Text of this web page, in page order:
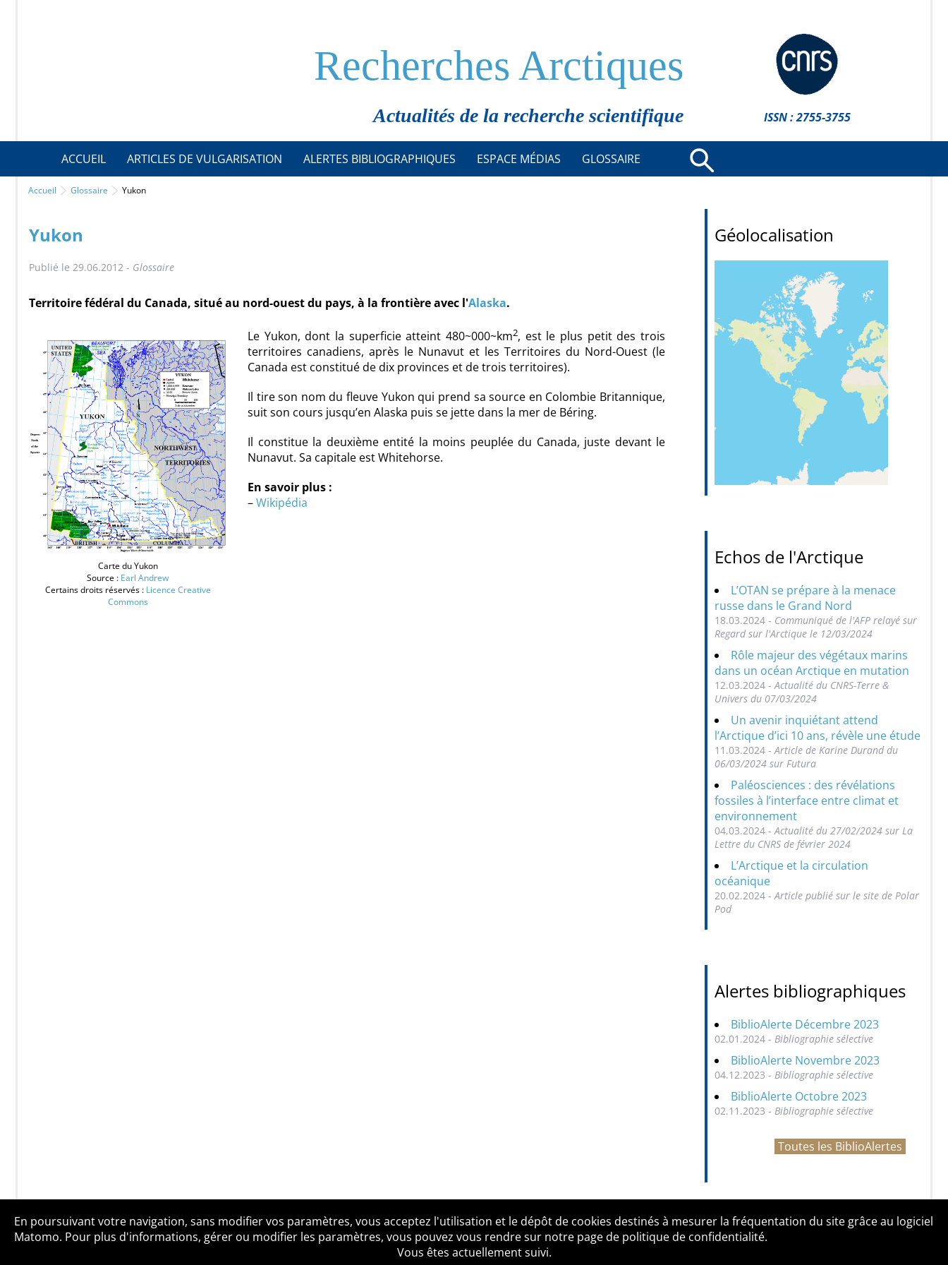
Recherches Arctiques
Actualités de la recherche scientifique ISSN : 2755-3755
ACCUEIL ARTICLES DE VULGARISATION ALERTES BIBLIOGRAPHIQUES ESPACE MÉDIAS GLOSSAIRE
Accueil Glossaire Yukon
Yukon
Publié le 29.06.2012 - Glossaire
Territoire fédéral du Canada, situé au nord-ouest du pays, à la frontière avec l'Alaska.
Carte du Yukon
Source : Earl Andrew
Certains droits réservés : Licence Creative
Commons
Le Yukon, dont la superficie atteint 480~000~km2, est le plus petit des trois
territoires canadiens, après le Nunavut et les Territoires du Nord-Ouest (le
Canada est constitué de dix provinces et de trois territoires).
Il tire son nom du fleuve Yukon qui prend sa source en Colombie Britannique,
suit son cours jusqu’en Alaska puis se jette dans la mer de Béring.
Il constitue la deuxième entité la moins peuplée du Canada, juste devant le
Nunavut. Sa capitale est Whitehorse.
En savoir plus :
–Wikipédia
Géolocalisation
Echos de l'Arctique
L’OTAN se prépare à la menace
russe dans le Grand Nord
18.03.2024 - Communiqué de l'AFP relayé sur
Regard sur l'Arctique le 12/03/2024
Rôle majeur des végétaux marins
dans un océan Arctique en mutation
12.03.2024 - Actualité du CNRS-Terre &
Univers du 07/03/2024
Un avenir inquiétant attend
l’Arctique d’ici 10 ans, révèle une étude
11.03.2024 - Article de Karine Durand du
06/03/2024 sur Futura
Paléosciences : des révélations
fossiles à l’interface entre climat et
environnement
04.03.2024 - Actualité du 27/02/2024 sur La
Lettre du CNRS de février 2024
L’Arctique et la circulation
océanique
20.02.2024 - Article publié sur le site de Polar
Pod
Alertes bibliographiques
BiblioAlerte Décembre 2023
02.01.2024 - Bibliographie sélective
BiblioAlerte Novembre 2023
04.12.2023 - Bibliographie sélective
BiblioAlerte Octobre 2023
02.11.2023 - Bibliographie sélective
Toutes les BiblioAlertes
Qui sommes-nous ? Mentions légales Accessibilité Politique de confidentialité Contact
En poursuivant votre navigation, sans modifier vos paramètres, vous acceptez l'utilisation et le dépôt de cookies destinés à mesurer la fréquentation du site grâce au logiciel
Matomo. Pour plus d'informations, gérer ou modifier les paramètres, vous pouvez vous rendre sur notre page de politique de confidentialité.
Vous êtes actuellement suivi.